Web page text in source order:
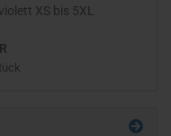
XS bis 5XL